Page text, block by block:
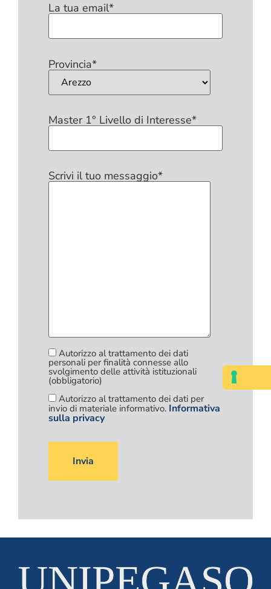
La tua email*
Provincia*
Master 1° Livello di Interesse*
Scrivi il tuo messaggio*
Autorizzo al trattamento dei dati
personali per finalità connesse allo
svolgimento delle attività istituzionali
(obbligatorio)
Autorizzo al trattamento dei dati per
invio di materiale informativo. Informativa
sulla privacy
vuoto